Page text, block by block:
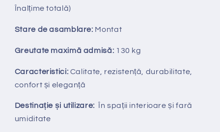
Înalțime totală)
Stare de asamblare: Montat
Greutate maximă admisă: 130 kg
Caracteristici: Calitate, rezistență, durabilitate,
confort și eleganță
Destinație și utilizare: În spații interioare și fară
umiditate